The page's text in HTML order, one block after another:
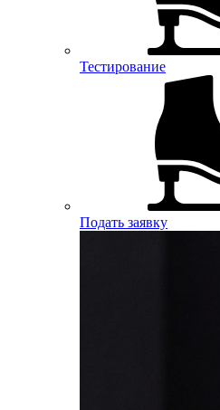
Тестирование
Подать заявку